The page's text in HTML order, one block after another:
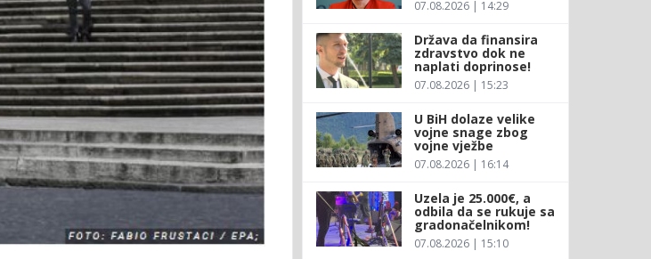
07.08.2026 | 14:29
Država da finansira
zdravstvo dok ne
naplati doprinose!
07.08.2026 | 15:23
U BiH dolaze velike
vojne snage zbog
vojne vježbe
07.08.2026 | 16:14
Uzela je 25.000€, a
odbila da se rukuje sa
gradonačelnikom!
07.08.2026 | 15:10